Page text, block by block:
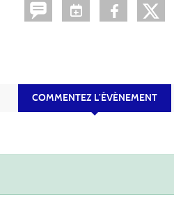
COMMENTEZ L’ÉVÈNEMENT